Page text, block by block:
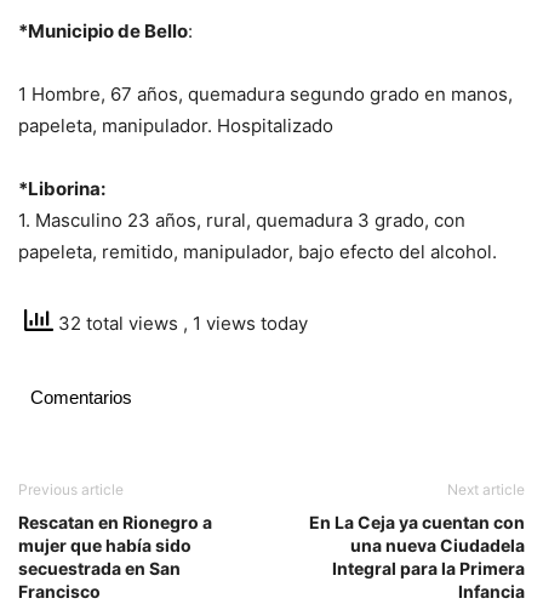
*Municipio de Bello:
1 Hombre, 67 años, quemadura segundo grado en manos,
papeleta, manipulador. Hospitalizado
*Liborina:
1. Masculino 23 años, rural, quemadura 3 grado, con
papeleta, remitido, manipulador, bajo efecto del alcohol.
32 total views , 1 views today
Comentarios
Previous article
Rescatan en Rionegro a
mujer que había sido
secuestrada en San
Francisco
Next article
En La Ceja ya cuentan con
una nueva Ciudadela
Integral para la Primera
Infancia